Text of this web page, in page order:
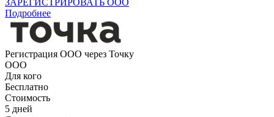
ЗАРЕГИСТРИРОВАТЬ ООО
Подробнее
Регистрация ООО через Точку
ООО
Для кого
Бесплатно
Стоимость
5 дней